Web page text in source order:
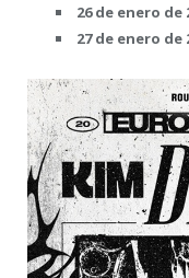
26 de enero de
27 de enero de